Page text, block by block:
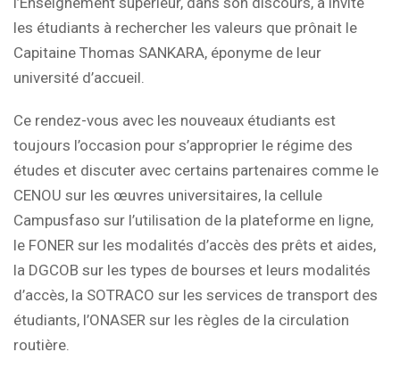
les étudiants à rechercher les valeurs que prônait le
Capitaine Thomas SANKARA, éponyme de leur
université d’accueil.
Ce rendez-vous avec les nouveaux étudiants est
toujours l’occasion pour s’approprier le régime des
études et discuter avec certains partenaires comme le
CENOU sur les œuvres universitaires, la cellule
Campusfaso sur l’utilisation de la plateforme en ligne,
le FONER sur les modalités d’accès des prêts et aides,
la DGCOB sur les types de bourses et leurs modalités
d’accès, la SOTRACO sur les services de transport des
étudiants, l’ONASER sur les règles de la circulation
routière.